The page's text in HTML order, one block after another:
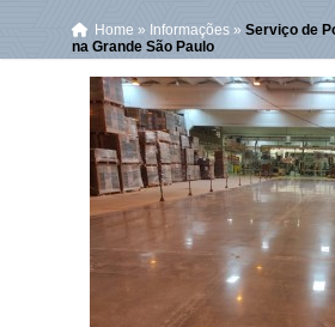
Home » Informações » Serviço de
na Grande São Paulo